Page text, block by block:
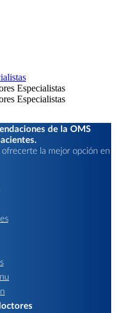
de la OMS
la mejor opción en